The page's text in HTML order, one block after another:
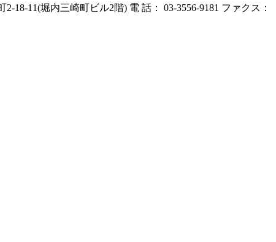
11(堀内三崎町ビル2階) 電 話： 03-3556-9181 ファクス：